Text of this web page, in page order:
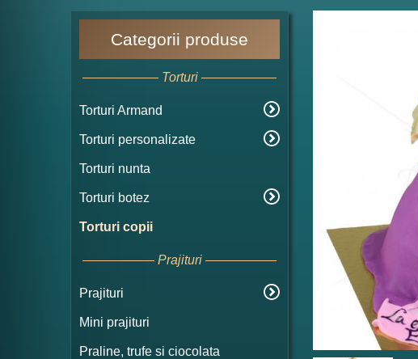
Categorii produse
Torturi
Torturi Armand
Torturi personalizate
Torturi nunta
Torturi botez
Torturi copii
Prajituri
Prajituri
Mini prajituri
Praline, trufe si ciocolata